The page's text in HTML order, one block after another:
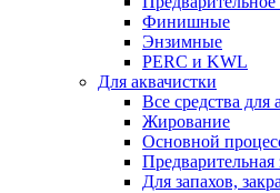
Финишные
Энзимные
PERC и KWL
Для аквачистки
Все средства для
Жирование
Основной
Предварительная
Для запахов,